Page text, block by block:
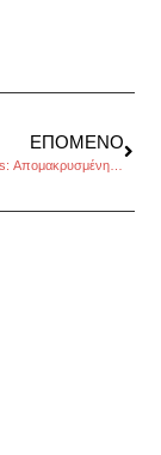
ΕΠΌΜΕΝΟ
GrowYourBusiness: Απομακρυσμένη Συνεργασία-Ψηφιακές Λύσεις Οργάνωσης Επιχείρησης